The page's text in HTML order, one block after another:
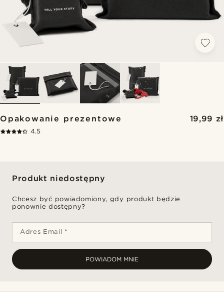
Opakowanie prezentowe 19,99 zł
4.5
Produkt niedostępny
Chcesz być powiadomiony, gdy produkt będzie
ponownie dostępny?
Adres Email *
POWIADOM MNIE